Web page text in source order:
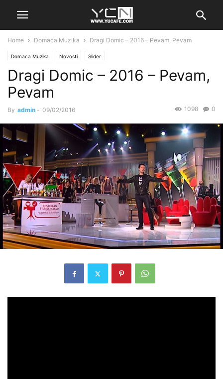
Home Domaca Muzika Dragi Domic – 2016 – Pevam, Pevam
Domaca Muzika Novosti Slider
Dragi Domic – 2016 – Pevam,
Pevam
By admin - 09/02/2016 0
1098